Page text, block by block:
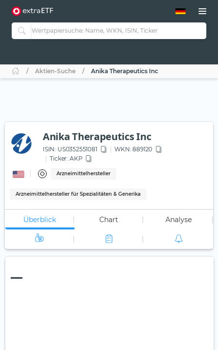
ETF-Guide 2.0
Guide Aktive ETFs
ETF-Sparpläne
Aktien-Suche Anika Therapeutics Inc
Anika Therapeutics Inc
ISIN: US0352551081 WKN: 889120
Ticker: AKP
Arzneimittelhersteller
Arzneimittelhersteller für Spezialitäten & Generika
Überblick Chart Analyse
—